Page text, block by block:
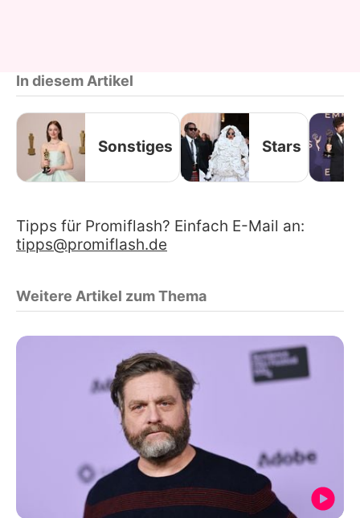
In diesem Artikel
Sonstiges Stars
Tipps für Promiflash? Einfach E-Mail an:
tipps@promiflash.de
Weitere Artikel zum Thema